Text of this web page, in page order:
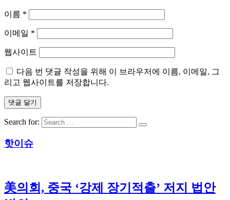
이름 *
이메일 *
웹사이트
다음 번 댓글 작성을 위해 이 브라우저에 이름, 이메일, 그
리고 웹사이트를 저장합니다.
Search for:
핫이슈
美의회, 중국 ‘강제 장기적출’ 저지 법안